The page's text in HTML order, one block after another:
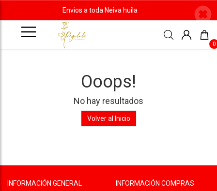
Envios a toda Neiva huila
0
Ooops!
No hay resultados
Volver al Inicio
INFORMACIÓN GENERAL INFORMACIÓN COMPRAS